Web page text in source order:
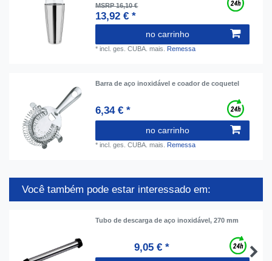
MSRP 16,10 €
13,92 € *
no carrinho
*incl. ges. CUBA. mais. Remessa
Barra de aço inoxidável e coador de coquetel
6,34 € *
no carrinho
*incl. ges. CUBA. mais. Remessa
Você também pode estar interessado em:
Tubo de descarga de aço inoxidável, 270 mm
9,05 € *